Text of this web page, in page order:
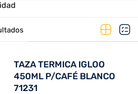
TAZA TERMICA IGLOO
450ML P/CAFÉ BLANCO
71231
Log In